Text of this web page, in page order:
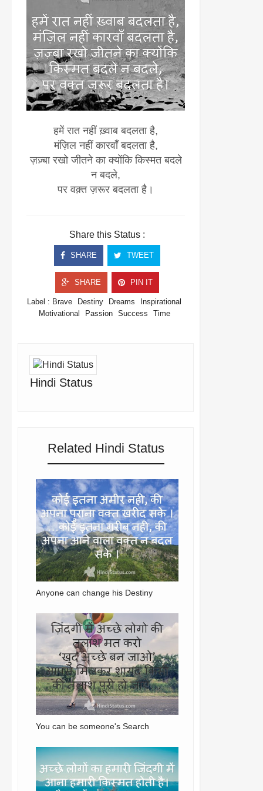
हमें रात नहीं ख़्वाब बदलता है,
मंज़िल नहीं कारवाँ बदलता है,
ज़ज़्बा रखो जीतने का क्योंकि किस्मत बदले
न बदले,
पर वक़्त ज़रूर बदलता है।
Share this Status :
SHARE TWEET
SHARE PIN IT
Label : Brave Destiny Dreams
Inspirational
Motivational
Passion Success Time
Hindi Status
Related Hindi Status
Anyone can change his Destiny
You can be someone's Search